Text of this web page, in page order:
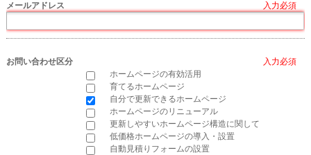
メールアドレス
お問い合わせ区分
ホームページの有効活用
育てるホームページ
自分で更新できるホームページ
ホームページのリニューアル
更新しやすいホームページ構造に関して
低価格ホームページの導入・設置
自動見積りフォームの設置